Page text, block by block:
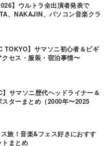
】ウルトラ全出演者発表で
、NAKAJIN、パソコン音楽クラ
TOKYO】サマソニ初心者＆ビギ
セス・服装・宿泊事情〜
】サマソニ歴代ヘッドライナー＆
ターまとめ（2000年〜2025
旅！音楽&フェス好きにおすす
トまとめ